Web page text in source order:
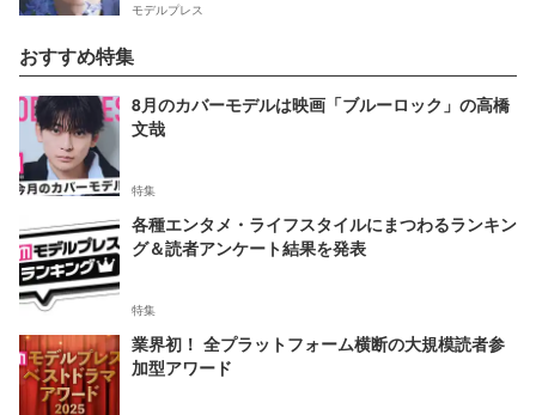
モデルプレス
おすすめ特集
8月のカバーモデルは映画「ブルーロック」の高橋
文哉
特集
各種エンタメ・ライフスタイルにまつわるランキン
グ＆読者アンケート結果を発表
特集
業界初！ 全プラットフォーム横断の大規模読者参
加型アワード